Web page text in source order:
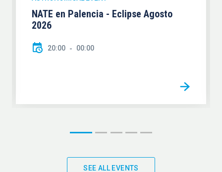
NATE en Palencia - Eclipse Agosto
2026
20:00 00:00
SEE ALL EVENTS